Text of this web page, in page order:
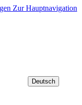
Zur Hauptnavigation
Deutsch